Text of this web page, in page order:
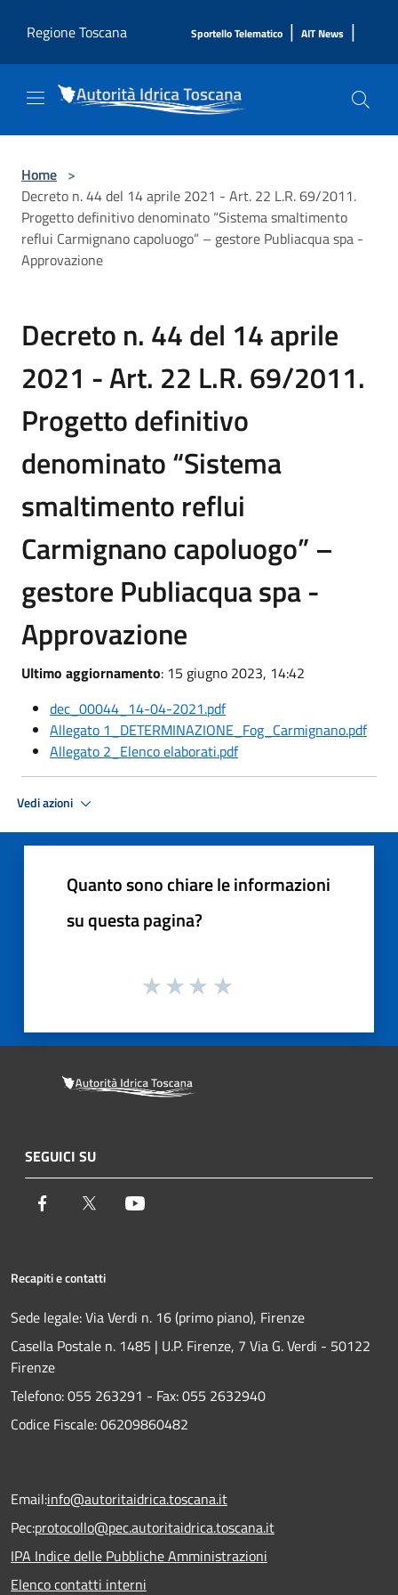
Regione Toscana
Sportello Telematico | AIT News |
Home >
Decreto n. 44 del 14 aprile 2021 - Art. 22 L.R. 69/2011.
Progetto definitivo denominato “Sistema smaltimento
reflui Carmignano capoluogo” – gestore Publiacqua spa -
Approvazione
Decreto n. 44 del 14 aprile
2021 - Art. 22 L.R. 69/2011.
Progetto definitivo
denominato “Sistema
smaltimento reflui
Carmignano capoluogo” –
gestore Publiacqua spa -
Approvazione
Ultimo aggiornamento: 15 giugno 2023, 14:42
dec_00044_14-04-2021.pdf
Allegato 1_DETERMINAZIONE_Fog_Carmignano.pdf
Allegato 2_Elenco elaborati.pdf
Vedi azioni
Quanto sono chiare le informazioni
su questa pagina?
SEGUICI SU
Facebook Twitter
Recapiti e contatti
Sede legale: Via Verdi n. 16 (primo piano), Firenze
Casella Postale n. 1485 | U.P. Firenze, 7 Via G. Verdi - 50122
Firenze
Telefono:055 263291 - Fax:055 2632940
Codice Fiscale: 06209860482
Email:info@autoritaidrica.toscana.it
Pec:protocollo@pec.autoritaidrica.toscana.it
IPA Indice delle Pubbliche Amministrazioni
Elenco contatti interni